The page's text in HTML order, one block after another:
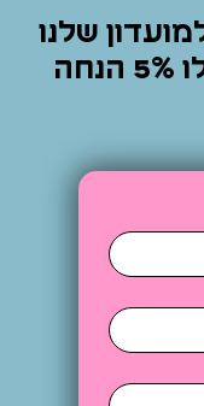
שלנו